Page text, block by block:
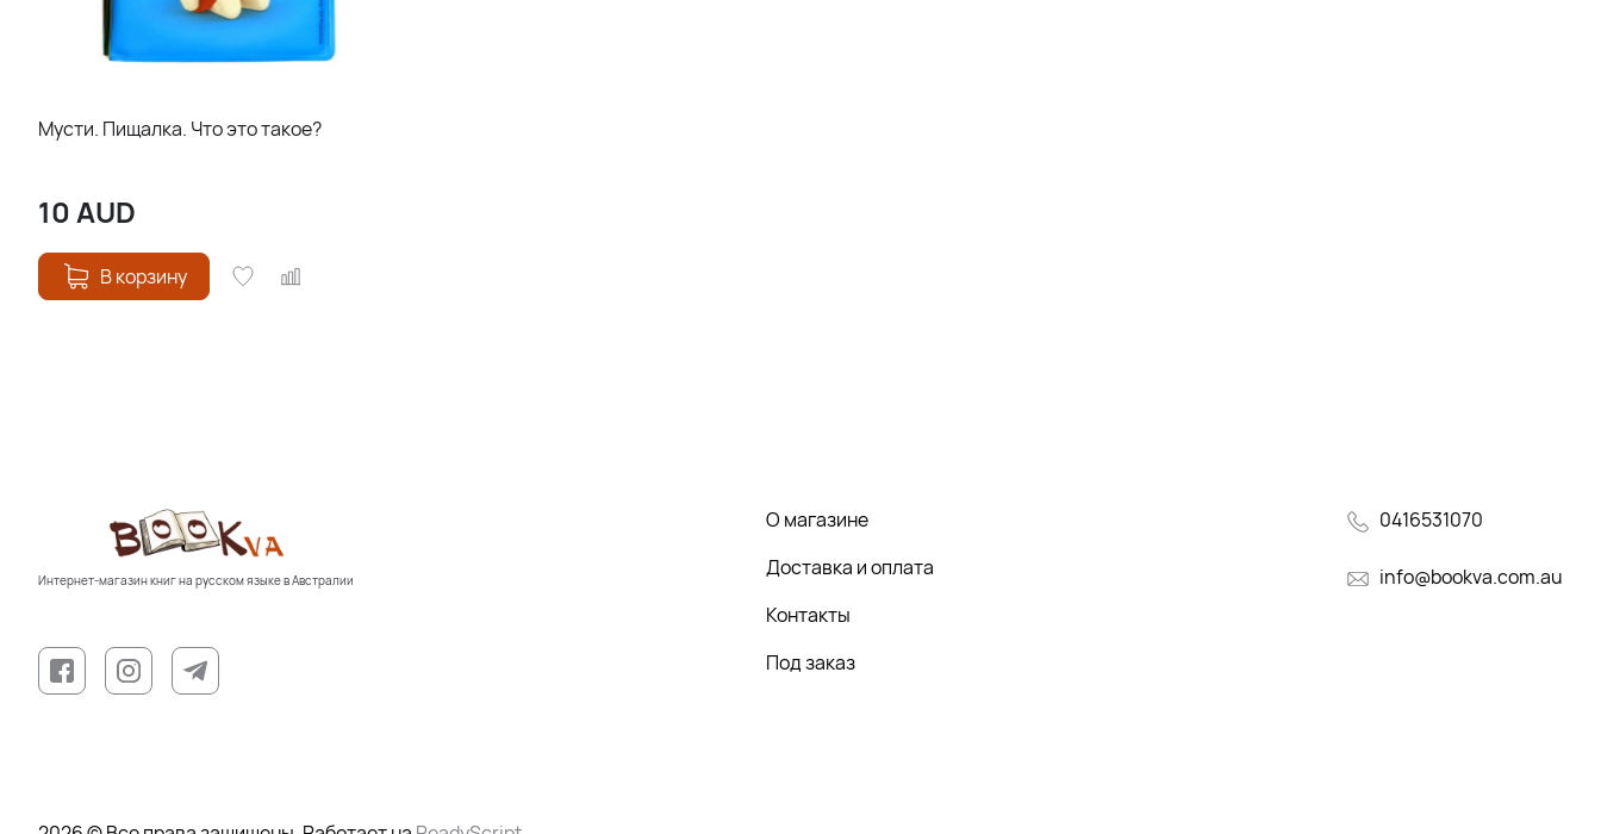
Мусти. Пищалка. Что это такое?
10AUD
В корзину
Интернет-магазин книг на русском языке в Австралии
О магазине
Доставка и оплата
Контакты
Под заказ
0416531070
info@bookva.com.au